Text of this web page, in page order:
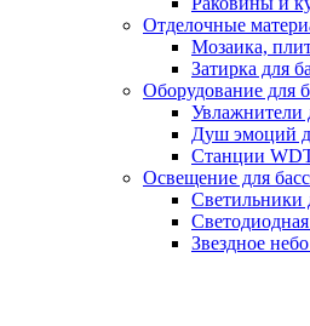
Отделочные
Мозаика,
Затирка для
Оборудование для
Увлажнители
Душ эмоций
Станции
Освещение для
Светильники
Звездное